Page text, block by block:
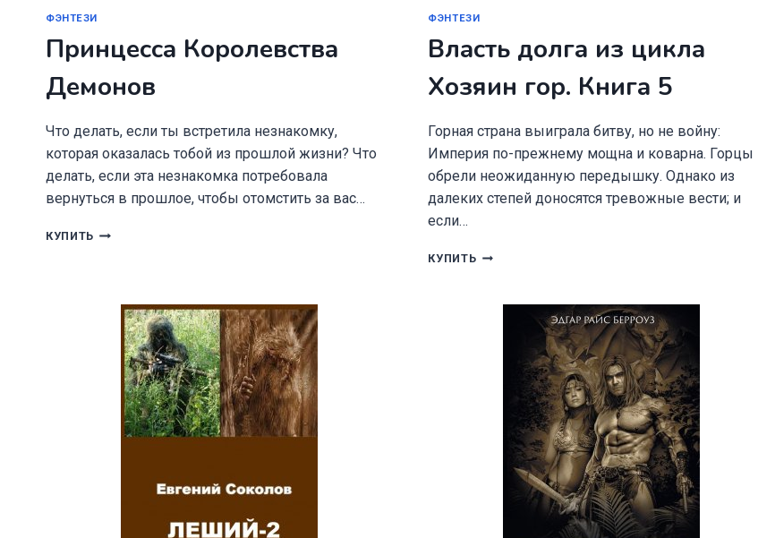
ФЭНТЕЗИ
Принцесса Королевства
Демонов
Что делать, если ты встретила незнакомку,
которая оказалась тобой из прошлой жизни? Что
делать, если эта незнакомка потребовала
вернуться в прошлое, чтобы отомстить за вас…
КУПИТЬ ПРИНЦЕССА
ФЭНТЕЗИ
Власть долга из цикла
Хозяин гор. Книга 5
Горная страна выиграла битву, но не войну:
Империя по-прежнему мощна и коварна. Горцы
обрели неожиданную передышку. Однако из
далеких степей доносятся тревожные вести; и
если…
КУПИТЬ ВЛАСТЬ
ЦИКЛА